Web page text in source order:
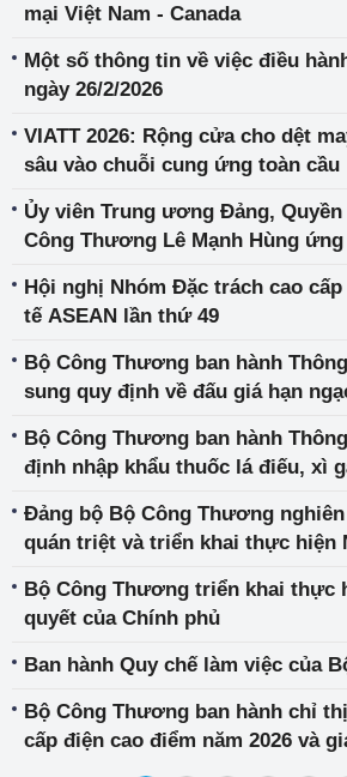
mại Việt Nam - Canada
Một số thông tin về việc điều
ngày 26/2/2026
VIATT 2026: Rộng cửa cho dệt
sâu vào chuỗi cung ứng toàn cầu
Ủy viên Trung ương Đảng,
Công Thương Lê Mạnh Hùng
Hội nghị Nhóm Đặc trách cao
tế ASEAN lần thứ 49
Bộ Công Thương ban hành
sung quy định về đấu giá hạn
Bộ Công Thương ban hành
định nhập khẩu thuốc lá điếu, xì
Đảng bộ Bộ Công Thương
quán triệt và triển khai thực hiện
Bộ Công Thương triển khai thực
quyết của Chính phủ
Ban hành Quy chế làm việc của
Bộ Công Thương ban hành chỉ
cấp điện cao điểm năm 2026 và